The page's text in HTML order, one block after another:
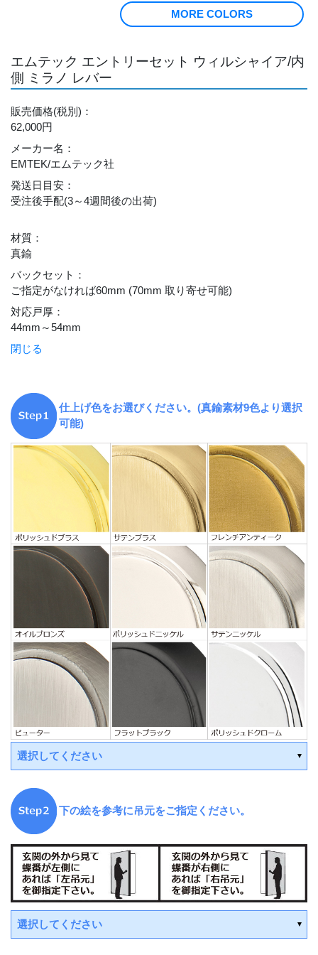
MORE COLORS
エムテック エントリーセット ウィルシャイア/内
側 ミラノ レバー
販売価格(税別) ：
62,000円
メーカー名 ：
EMTEK/エムテック社
発送日目安 ：
受注後手配(3～4週間後の出荷)
材質 ：
真鍮
バックセット ：
ご指定がなければ60mm (70mm 取り寄せ可能)
対応戸厚 ：
44mm～54mm
閉じる
仕上げ色をお選びください。(真鍮素材9色より選択
可能)
選択してください
下の絵を参考に吊元をご指定ください。
選択してください